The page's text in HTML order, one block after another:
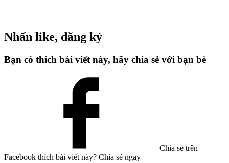
Nhấn like, đăng ký
Bạn có thích bài viết này, hãy chia sẻ với bạn bè
Chia sẻ trên
Facebook thích bài viết này? Chia sẻ ngay